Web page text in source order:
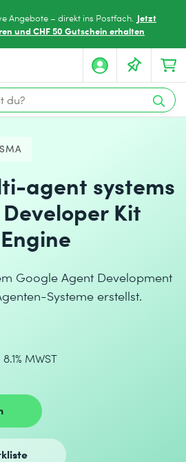
Angebote – direkt ins Postfach. Jetzt
und CHF 50 Gutschein erhalten
agent systems
Kit
Google Agent Development
Systeme erstellst.
MWST